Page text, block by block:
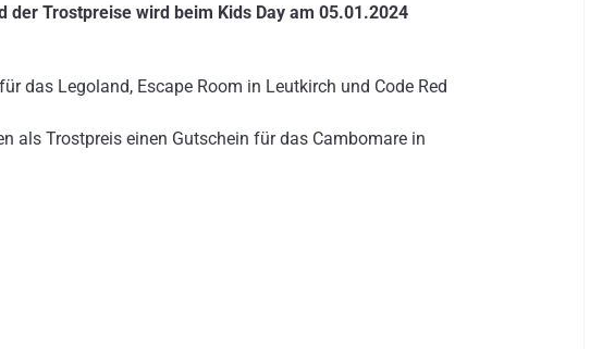
der Trostpreise wird beim Kids Day am 05.01.2024
das Legoland, Escape Room in Leutkirch und Code Red
als Trostpreis einen Gutschein für das Cambomare in